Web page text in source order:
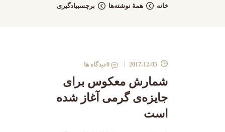
خانه همهٔ نوشته‌ها برچسبیادگیری
2017-12-05
0دیدگاه ها
شمارش معکوس برای
جایزه‌ی گرمی آغاز شده
است